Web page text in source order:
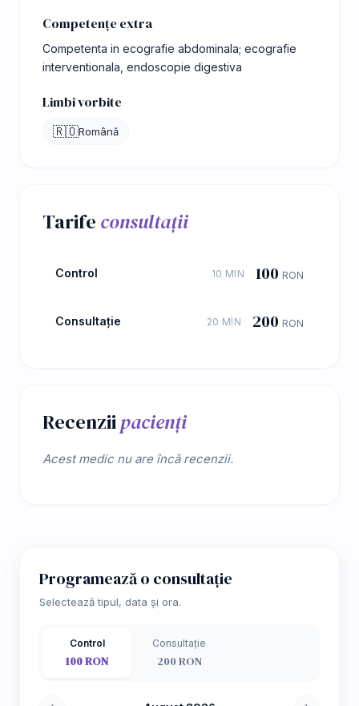
Competențe extra
Competenta in ecografie abdominala; ecografie
interventionala, endoscopie digestiva
Limbi vorbite
🇷🇴Română
Tarife consultații
Control 10 MIN 100 RON
Consultație 20 MIN 200 RON
Recenziipacienți
Acest medic nu are încă recenzii.
Programează o consultație
Selectează tipul, data și ora.
Control
100 RON
Consultație
200 RON